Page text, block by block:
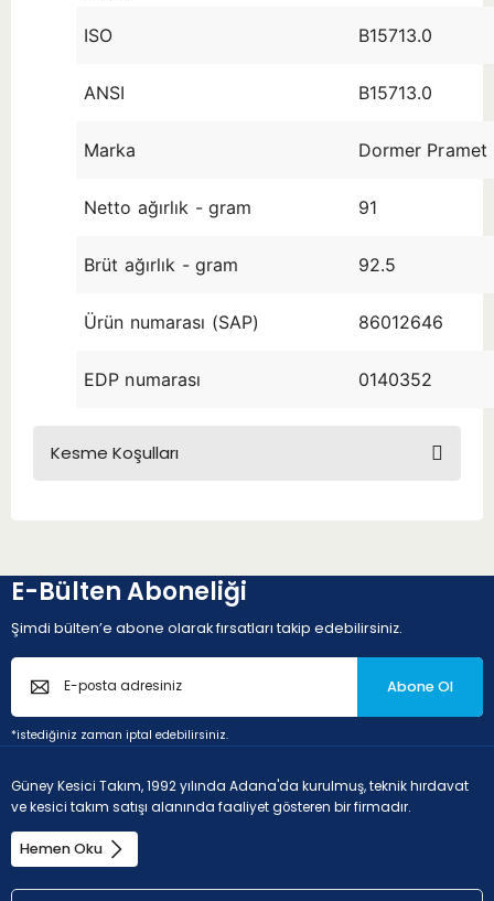
ISO B15713.0
ANSI B15713.0
Marka Dormer Pramet
Netto ağırlık - gram 91
Brüt ağırlık - gram 92.5
Ürün numarası (SAP) 86012646
EDP numarası 0140352
Kesme Koşulları
E-Bülten Aboneliği
Şimdi bülten’e abone olarak fırsatları takip edebilirsiniz.
Abone Ol
*istediğiniz zaman iptal edebilirsiniz.
Güney Kesici Takım, 1992 yılında Adana'da kurulmuş, teknik hırdavat
ve kesici takım satışı alanında faaliyet gösteren bir firmadır.
Hemen Oku